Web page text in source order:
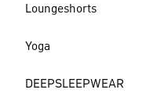
Loungeshorts
Yoga
DEEPSLEEPWEAR